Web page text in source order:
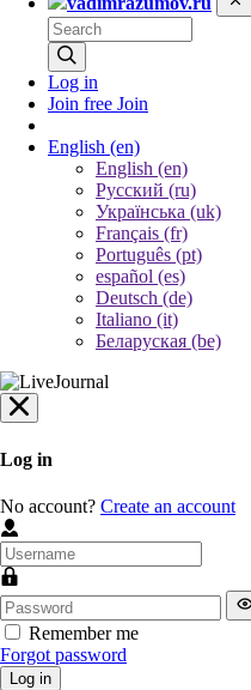
Log in
Join free Join
English (en)
English (en)
Русский (ru)
Українська (uk)
Français (fr)
Português (pt)
español (es)
Deutsch (de)
Italiano (it)
Беларуская (be)
Log in
No account? Create an account
Remember me
Forgot password
Log in